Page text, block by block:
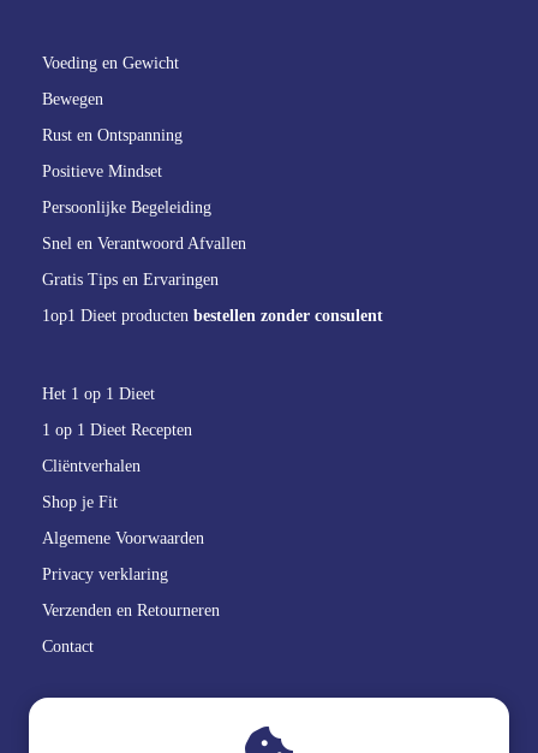
Voeding en Gewicht
Bewegen
Rust en Ontspanning
Positieve Mindset
Persoonlijke Begeleiding
Snel en Verantwoord Afvallen
Gratis Tips en Ervaringen
1op1 Dieet producten bestellen zonder consulent
Het 1 op 1 Dieet
1 op 1 Dieet Recepten
Cliëntverhalen
Shop je Fit
Algemene Voorwaarden
Privacy verklaring
Verzenden en Retourneren
Contact